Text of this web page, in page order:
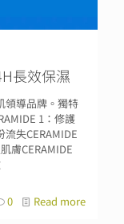
長效保濕
領導品牌。獨特
1：修護
失CERAMIDE
膚CERAMIDE
0 Read more